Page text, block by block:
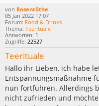
von Rosenröthe
05 Jan 2022 17:07
Forum: Food & Drinks
Thema: Teerituale
Antworten: 1
Zugriffe: 22527
Teerituale
Hallo ihr Lieben, ich habe
Entspannungsmaßnahme
nun fortführen. Allerdings
nicht zufrieden und